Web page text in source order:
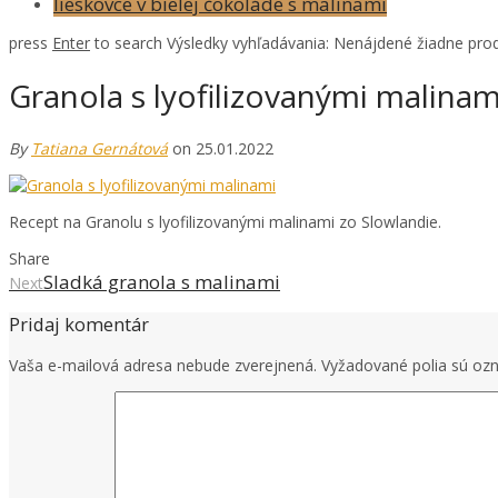
press Enterto search Výsledky vyhľadávania: Nenájdené žiadne
Granola s lyofilizovanými
By Tatiana Gernátová on 25.01.2022
Recept na Granolu s lyofilizovanými malinami zo Slowlandie.
Share
NextSladká granola s malinami
Pridaj komentár
Vaša e-mailová adresa nebude zverejnená. Vyžadované polia sú